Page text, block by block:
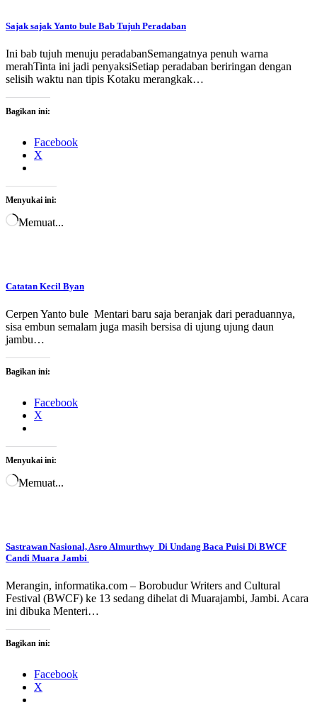
Sajak sajak Yanto bule Bab Tujuh Peradaban
Ini bab tujuh menuju peradabanSemangatnya penuh warna
merahTinta ini jadi penyaksiSetiap peradaban beriringan dengan
selisih waktu nan tipis Kotaku merangkak…
Bagikan ini:
Facebook
X
Menyukai ini:
Memuat...
Catatan Kecil Byan
Cerpen Yanto bule Mentari baru saja beranjak dari peraduannya,
sisa embun semalam juga masih bersisa di ujung ujung daun
jambu…
Bagikan ini:
Facebook
X
Menyukai ini:
Memuat...
Sastrawan Nasional, Asro Almurthwy Di Undang Baca Puisi Di BWCF
Candi Muara Jambi
Merangin, informatika.com – Borobudur Writers and Cultural
Festival (BWCF) ke 13 sedang dihelat di Muarajambi, Jambi. Acara
ini dibuka Menteri…
Bagikan ini:
Facebook
X